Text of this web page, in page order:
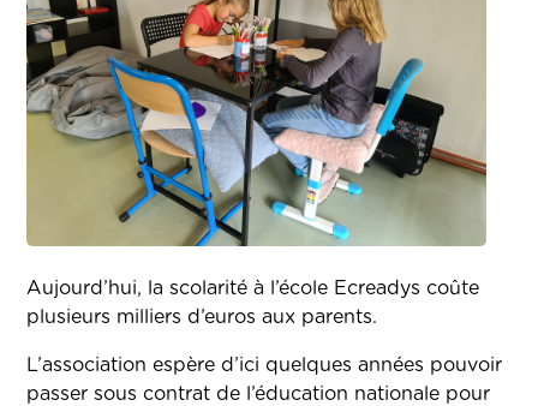
Aujourd’hui, la scolarité à l’école Ecreadys coûte
plusieurs milliers d’euros aux parents.
L’association espère d’ici quelques années pouvoir
passer sous contrat de l’éducation nationale pour